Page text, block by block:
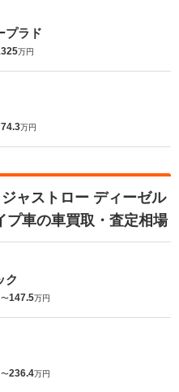
プラド
万円
万円
ャストロー ディーゼル
プ車の車買取・査定相場
ク
147.5万円
236.4万円